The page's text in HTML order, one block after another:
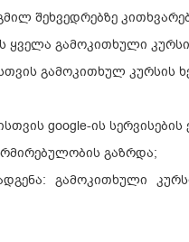
შეხვედრებზე
ყველა გამოკითხული
გამოკითხულ
google-ის
გაზრდა;
გამოკითხული